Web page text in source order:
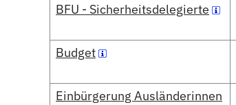
BFU - Sicherheitsdelegierte
Budget
Einbürgerung Ausländerinnen